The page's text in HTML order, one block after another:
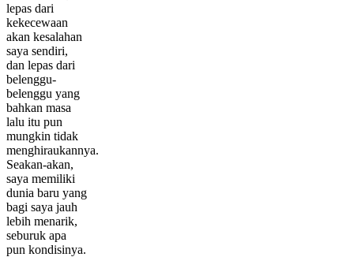
lepas dari
kekecewaan
akan kesalahan
saya sendiri,
dan lepas dari
belenggu-
belenggu yang
bahkan masa
lalu itu pun
mungkin tidak
menghiraukannya.
Seakan-akan,
saya memiliki
dunia baru yang
bagi saya jauh
lebih menarik,
seburuk apa
pun kondisinya.